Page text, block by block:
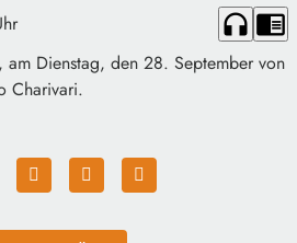
headphones chrome_reader_mode
am Dienstag, den 28. September von
Charivari.